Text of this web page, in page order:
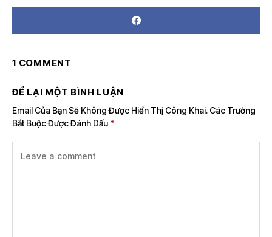
1 COMMENT
ĐỂ LẠI MỘT BÌNH LUẬN
Email Của Bạn Sẽ Không Được Hiển Thị Công Khai. Các Trường
Bắt Buộc Được Đánh Dấu *